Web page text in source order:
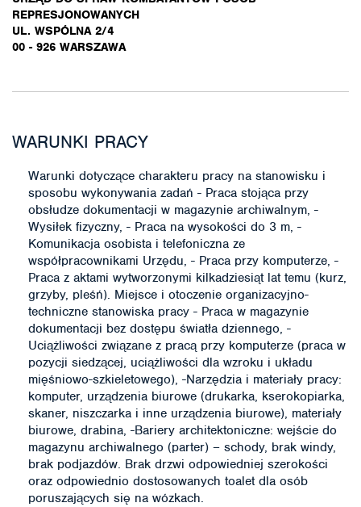
REPRESJONOWANYCH
UL. WSPÓLNA 2/4
00 - 926 WARSZAWA
WARUNKI PRACY
Warunki dotyczące charakteru pracy na stanowisku i
sposobu wykonywania zadań - Praca stojąca przy
obsłudze dokumentacji w magazynie archiwalnym, -
Wysiłek fizyczny, - Praca na wysokości do 3 m, -
Komunikacja osobista i telefoniczna ze
współpracownikami Urzędu, - Praca przy komputerze, -
Praca z aktami wytworzonymi kilkadziesiąt lat temu (kurz,
grzyby, pleśń). Miejsce i otoczenie organizacyjno-
techniczne stanowiska pracy - Praca w magazynie
dokumentacji bez dostępu światła dziennego, -
Uciążliwości związane z pracą przy komputerze (praca w
pozycji siedzącej, uciążliwości dla wzroku i układu
mięśniowo-szkieletowego), -Narzędzia i materiały pracy:
komputer, urządzenia biurowe (drukarka, kserokopiarka,
skaner, niszczarka i inne urządzenia biurowe), materiały
biurowe, drabina, -Bariery architektoniczne: wejście do
magazynu archiwalnego (parter) – schody, brak windy,
brak podjazdów. Brak drzwi odpowiedniej szerokości
oraz odpowiednio dostosowanych toalet dla osób
poruszających się na wózkach.